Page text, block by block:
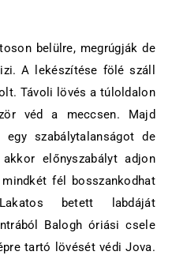
belülre, megrúgják de
A lekészítése fölé száll
Távoli lövés a túloldalon
véd a meccsen. Majd
egy szabálytalanságot de
előnyszabályt adjon
fél bosszankodhat
Lakatos betett labdáját
Balogh óriási csele
tartó lövését védi Jova.